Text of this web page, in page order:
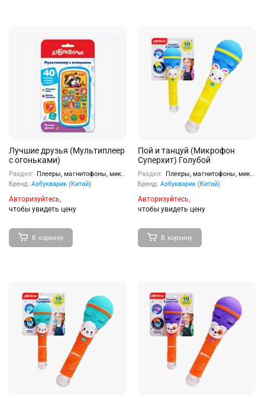
Лучшие друзья (Мультиплеер
с огоньками)
Раздел:
Плееры, магнитофоны, микрофоны
Бренд: Азбукварик (Китай)
Авторизуйтесь,
чтобы увидеть цену
В корзину
Пой и танцуй (Микрофон
Суперхит) Голубой
Раздел:
Плееры, магнитофоны, микрофоны
Бренд: Азбукварик (Китай)
Авторизуйтесь,
чтобы увидеть цену
В корзину